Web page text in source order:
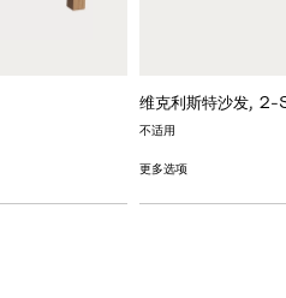
维克利斯特沙发,
不适用
更多选项